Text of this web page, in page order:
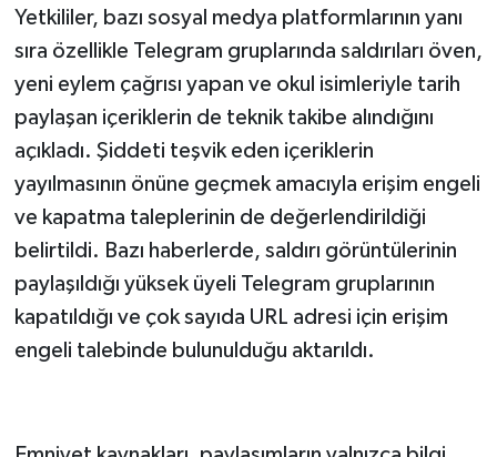
Yetkililer, bazı sosyal medya platformlarının yanı
sıra özellikle Telegram gruplarında saldırıları öven,
yeni eylem çağrısı yapan ve okul isimleriyle tarih
paylaşan içeriklerin de teknik takibe alındığını
açıkladı. Şiddeti teşvik eden içeriklerin
yayılmasının önüne geçmek amacıyla erişim engeli
ve kapatma taleplerinin de değerlendirildiği
belirtildi. Bazı haberlerde, saldırı görüntülerinin
paylaşıldığı yüksek üyeli Telegram gruplarının
kapatıldığı ve çok sayıda URL adresi için erişim
engeli talebinde bulunulduğu aktarıldı.